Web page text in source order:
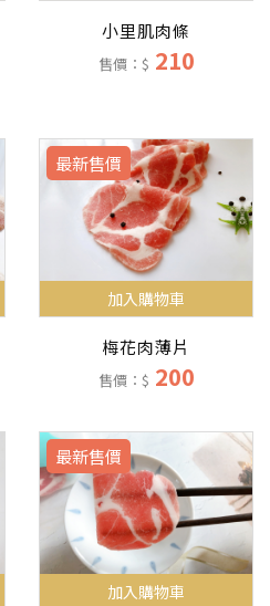
小里肌肉條
售價：$ 210
最新售價
加入購物車
梅花肉薄片
售價：$ 200
最新售價
加入購物車